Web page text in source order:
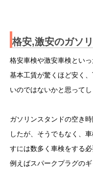
格安,激安のガソ
格安車検や激安車検とい
基本工賃が驚くほど安く
いのではないかと思ってし
ガソリンスタンドの空き
したが、そうでもなく、
すには数多く車検をする必
例えばスパークプラグの